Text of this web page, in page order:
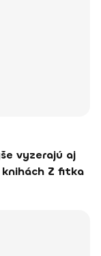
vyzerajú aj
Z fitka